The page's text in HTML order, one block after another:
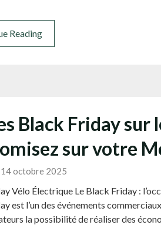
Reading
Black Friday sur
sur votre
octobre 2025
Vélo Électrique Le Black Friday :
est l’un des événements
la possibilité de réaliser des